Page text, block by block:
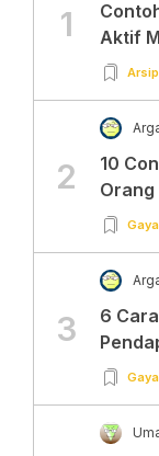
1
Aktif
2
10
Orang
3
6